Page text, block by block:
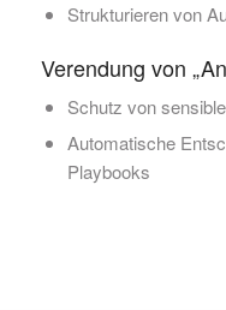
Strukturieren von
Verendung von
Schutz von
Automatische
Playbooks